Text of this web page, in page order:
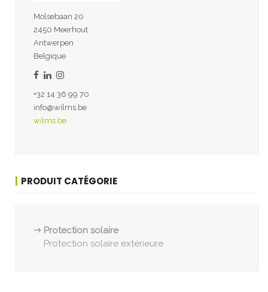
Molsebaan 20
2450 Meerhout
Antwerpen
Belgique
+32 14 36 99 70
info@wilms.be
wilms.be
PRODUIT CATÉGORIE
Protection solaire
Protection solaire extérieure